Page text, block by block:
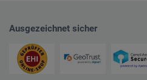
Ausgezeichnet sicher